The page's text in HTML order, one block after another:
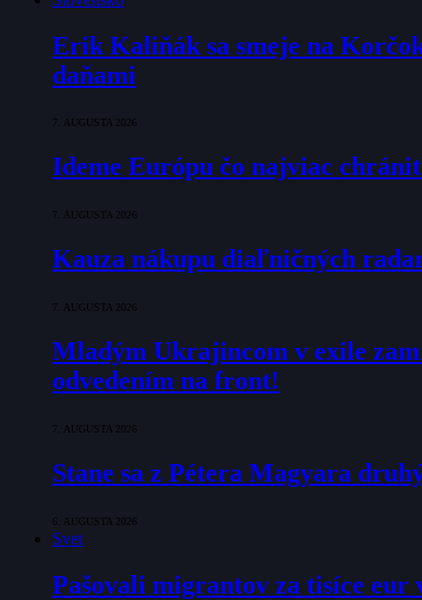
Erik Kaliňák sa smeje na
daňami
7. AUGUSTA 2026
Ideme Európu čo najviac
7. AUGUSTA 2026
Kauza nákupu diaľničných
7. AUGUSTA 2026
Mladým Ukrajincom v exile
odvedením na front!
7. AUGUSTA 2026
Stane sa z Pétera Magyara
6. AUGUSTA 2026
Svet
Pašovali migrantov za tisíce